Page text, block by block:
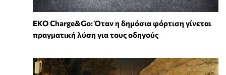
EKO Charge&Go: Όταν η δημόσια φόρτιση γίνεται
πραγματική λύση για τους οδηγούς